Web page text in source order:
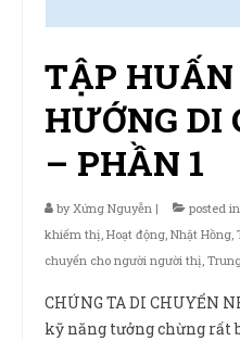
TẬP
HƯỚNG DI
– PHẦN 1
byXứng Nguyễn | posted
khiếm thị, Hoạt động, Nhật Hồng,
chuyển cho người người thị,
CHÚNG TA DI CHUYỂN
kỹ năng tưởng chừng